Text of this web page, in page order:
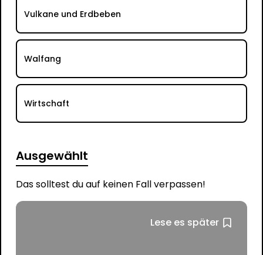
Vulkane und Erdbeben
Walfang
Wirtschaft
Ausgewählt
Das solltest du auf keinen Fall verpassen!
Lese es später